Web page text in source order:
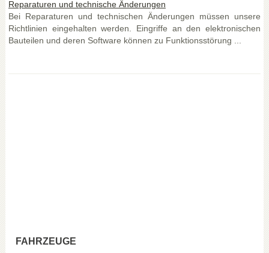
Reparaturen und technische Änderungen
Bei Reparaturen und technischen Änderungen müssen unsere
Richtlinien eingehalten werden. Eingriffe an den elektronischen
Bauteilen und deren Software können zu Funktionsstörung ...
FAHRZEUGE